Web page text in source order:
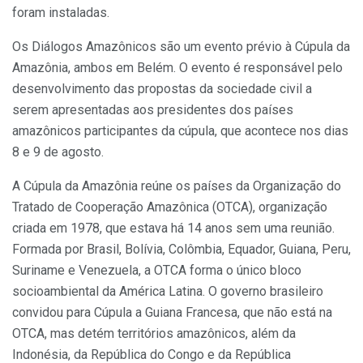
foram instaladas.
Os Diálogos Amazônicos são um evento prévio à Cúpula da
Amazônia, ambos em Belém. O evento é responsável pelo
desenvolvimento das propostas da sociedade civil a
serem apresentadas aos presidentes dos países
amazônicos participantes da cúpula, que acontece nos dias
8 e 9 de agosto.
A Cúpula da Amazônia reúne os países da Organização do
Tratado de Cooperação Amazônica (OTCA), organização
criada em 1978, que estava há 14 anos sem uma reunião.
Formada por Brasil, Bolívia, Colômbia, Equador, Guiana, Peru,
Suriname e Venezuela, a OTCA forma o único bloco
socioambiental da América Latina. O governo brasileiro
convidou para Cúpula a Guiana Francesa, que não está na
OTCA, mas detém territórios amazônicos, além da
Indonésia, da República do Congo e da República